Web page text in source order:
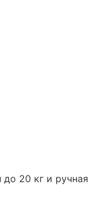
до 20 кг и ручная